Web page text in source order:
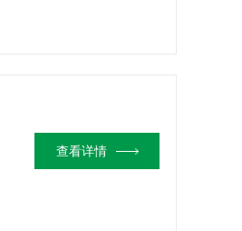
查看详情